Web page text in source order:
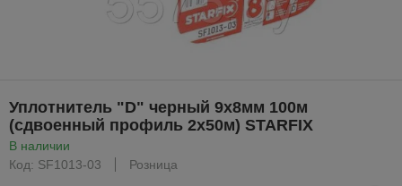
Уплотнитель "D" черный 9х8мм 100м
(сдвоенный профиль 2х50м) STARFIX
В наличии
Код: SF1013-03
Розница